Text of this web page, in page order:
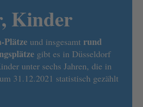
Kinder
Plätze und insgesamt rund
gibt es in Düsseldorf
unter sechs Jahren, die in
31.12.2021 statistisch gezählt